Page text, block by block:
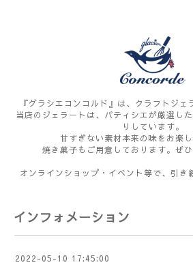
『グラシエコンコルド』は、クラフトジェ
当店のジェラートは、パティシエが厳選し
りしています。
甘すぎない素材本来の味をお楽し
焼き菓子もご用意しております。ぜひ
オンラインショップ・イベント等で、引き
インフォメーション
2022-05-10 17:45:00